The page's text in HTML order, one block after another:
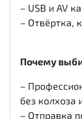
– USB и AV
– Отвёртка,
Почему
–
без колхоза
– Отправка